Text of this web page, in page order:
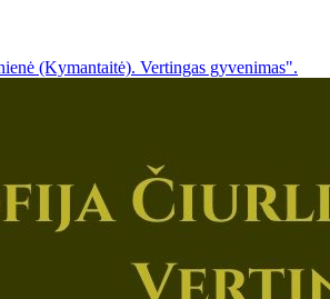
(Kymantaitė). Vertingas gyvenimas".